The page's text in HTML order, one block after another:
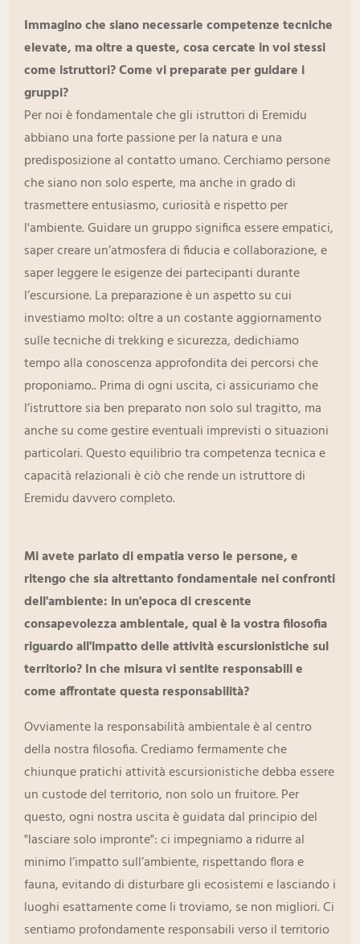
Immagino che siano necessarie competenze tecniche
elevate, ma oltre a queste, cosa cercate in voi stessi
come istruttori? Come vi preparate per guidare i
gruppi?
Per noi è fondamentale che gli istruttori di Eremidu
abbiano una forte passione per la natura e una
predisposizione al contatto umano. Cerchiamo persone
che siano non solo esperte, ma anche in grado di
trasmettere entusiasmo, curiosità e rispetto per
l'ambiente. Guidare un gruppo significa essere empatici,
saper creare un’atmosfera di fiducia e collaborazione, e
saper leggere le esigenze dei partecipanti durante
l’escursione. La preparazione è un aspetto su cui
investiamo molto: oltre a un costante aggiornamento
sulle tecniche di trekking e sicurezza, dedichiamo
tempo alla conoscenza approfondita dei percorsi che
proponiamo.. Prima di ogni uscita, ci assicuriamo che
l’istruttore sia ben preparato non solo sul tragitto, ma
anche su come gestire eventuali imprevisti o situazioni
particolari. Questo equilibrio tra competenza tecnica e
capacità relazionali è ciò che rende un istruttore di
Eremidu davvero completo.
Mi avete parlato di empatia verso le persone, e
ritengo che sia altrettanto fondamentale nei confronti
dell'ambiente: in un'epoca di crescente
consapevolezza ambientale, qual è la vostra filosofia
riguardo all'impatto delle attività escursionistiche sul
territorio? In che misura vi sentite responsabili e
come affrontate questa responsabilità?
Ovviamente la responsabilità ambientale è al centro
della nostra filosofia. Crediamo fermamente che
chiunque pratichi attività escursionistiche debba essere
un custode del territorio, non solo un fruitore. Per
questo, ogni nostra uscita è guidata dal principio del
"lasciare solo impronte": ci impegniamo a ridurre al
minimo l’impatto sull’ambiente, rispettando flora e
fauna, evitando di disturbare gli ecosistemi e lasciando i
luoghi esattamente come li troviamo, se non migliori. Ci
sentiamo profondamente responsabili verso il territorio